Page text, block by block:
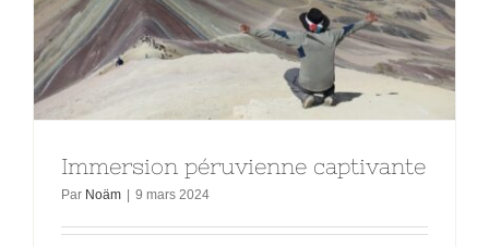
Immersion péruvienne captivante
Par Noäm 9 mars 2024